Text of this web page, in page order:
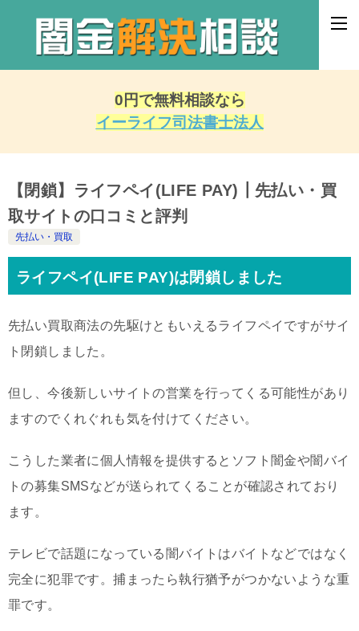
0円で無料相談なら
イーライフ司法書士法人
【閉鎖】ライフペイ(LIFE PAY)┃先払い・買
取サイトの口コミと評判
先払い・買取
ライフペイ(LIFE PAY)は閉鎖しました
先払い買取商法の先駆けともいえるライフペイですがサイ
ト閉鎖しました。
但し、今後新しいサイトの営業を行ってくる可能性があり
ますのでくれぐれも気を付けてください。
こうした業者に個人情報を提供するとソフト闇金や闇バイ
トの募集SMSなどが送られてくることが確認されており
ます。
テレビで話題になっている闇バイトはバイトなどではなく
完全に犯罪です。捕まったら執行猶予がつかないような重
罪です。